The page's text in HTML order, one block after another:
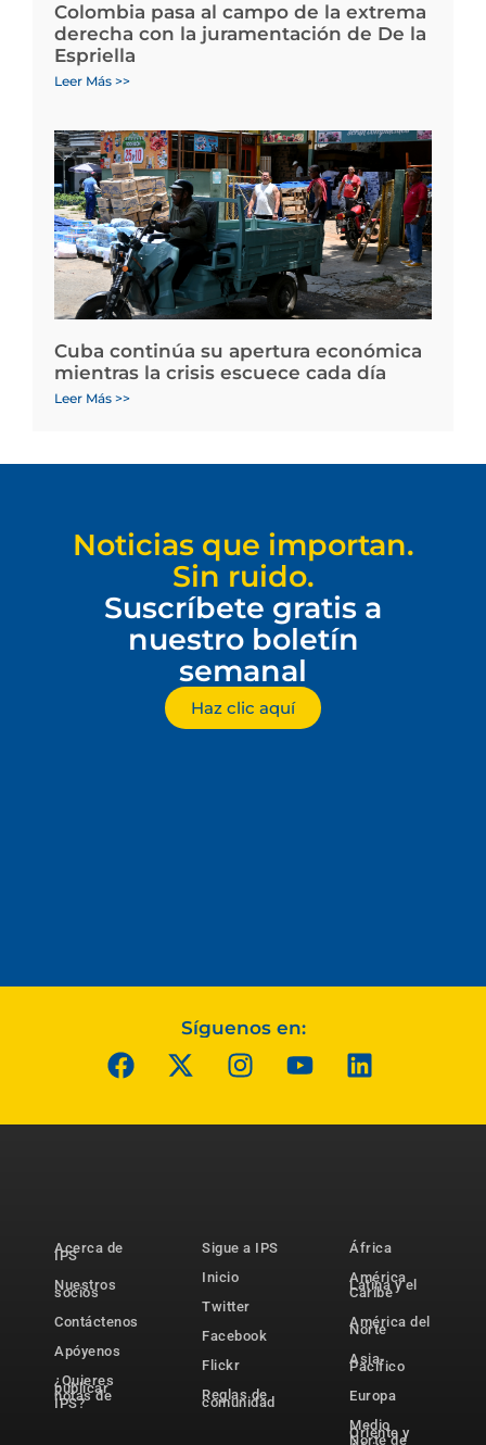
Colombia pasa al campo de la extrema
derecha con la juramentación de De la
Espriella
Leer Más >>
Cuba continúa su apertura económica
mientras la crisis escuece cada día
Leer Más >>
Noticias que importan.
Sin ruido.
Suscríbete gratis a
nuestro boletín
semanal
Haz clic aquí
Síguenos en:
Acerca de
IPS
Nuestros
socios
Contáctenos
Apóyenos
¿Quieres
publicar
notas de
IPS?
Sigue a IPS
Inicio
Twitter
Facebook
Flickr
Reglas de
comunidad
África
América
Latina y el
Caribe
América del
Norte
Asia-
Pacífico
Europa
Medio
Oriente y
Norte de